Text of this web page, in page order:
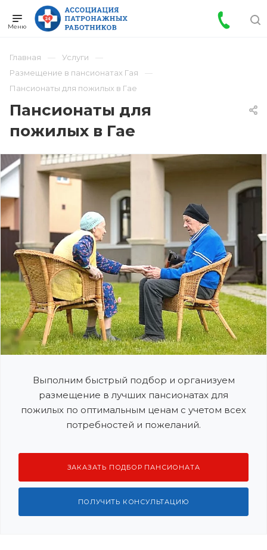
Главная
Услуги
Размещение в пансионатах Гая
Пансионаты для пожилых в Гае
Пансионаты для
пожилых в Гае
Выполним быстрый подбор и организуем
размещение в лучших пансионатах для
пожилых по оптимальным ценам с учетом всех
потребностей и пожеланий.
ЗАКАЗАТЬ ПОДБОР ПАНСИОНАТА
ПОЛУЧИТЬ КОНСУЛЬТАЦИЮ